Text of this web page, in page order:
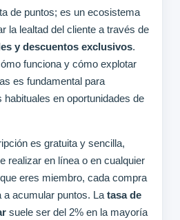
de puntos; es un ecosistema
la lealtad del cliente a través de
y descuentos exclusivos.
funciona y cómo explotar
es fundamental para
en oportunidades de
es gratuita y sencilla,
realizar en línea o en cualquier
eres miembro, cada compra
acumular puntos. La tasa de
suele ser del 2% en la mayoría